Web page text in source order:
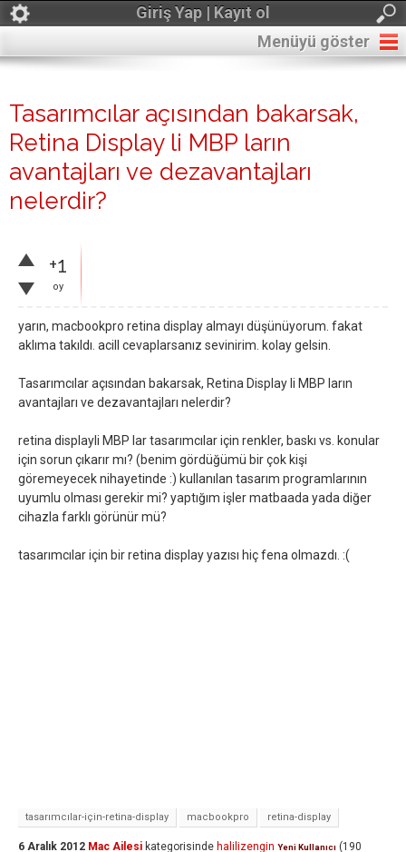
Giriş Yap | Kayıt ol
Menüyü göster
Tasarımcılar açısından bakarsak,
Retina Display li MBP ların
avantajları ve dezavantajları
nelerdir?
+1
oy
yarın, macbookpro retina display almayı düşünüyorum. fakat
aklıma takıldı. acill cevaplarsanız sevinirim. kolay gelsin.
Tasarımcılar açısından bakarsak, Retina Display li MBP ların
avantajları ve dezavantajları nelerdir?
retina displayli MBP lar tasarımcılar için renkler, baskı vs. konular
için sorun çıkarır mı? (benim gördüğümü bir çok kişi
göremeyecek nihayetinde :) kullanılan tasarım programlarının
uyumlu olması gerekir mi? yaptığım işler matbaada yada diğer
cihazla farklı görünür mü?
tasarımcılar için bir retina display yazısı hiç fena olmazdı. :(
tasarımcılar-için-retina-display macbookpro retina-display
6 Aralık 2012 Mac Ailesi kategorisinde halilizengin Yeni Kullanıcı (190